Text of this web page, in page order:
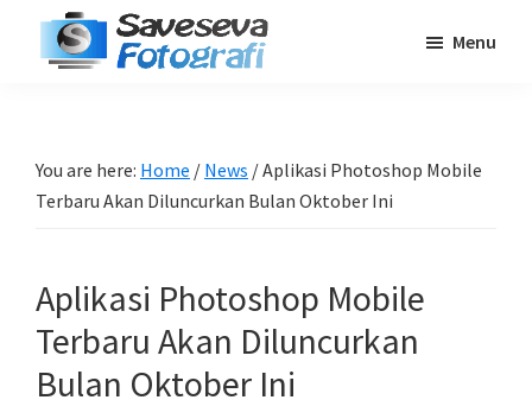
Pemula
-
Tutorial
-
Berita
-
Menu
You are here: Home / News /Aplikasi Photoshop Mobile
Terbaru Akan Diluncurkan Bulan Oktober Ini
Aplikasi Photoshop Mobile
Terbaru Akan Diluncurkan
Bulan Oktober Ini